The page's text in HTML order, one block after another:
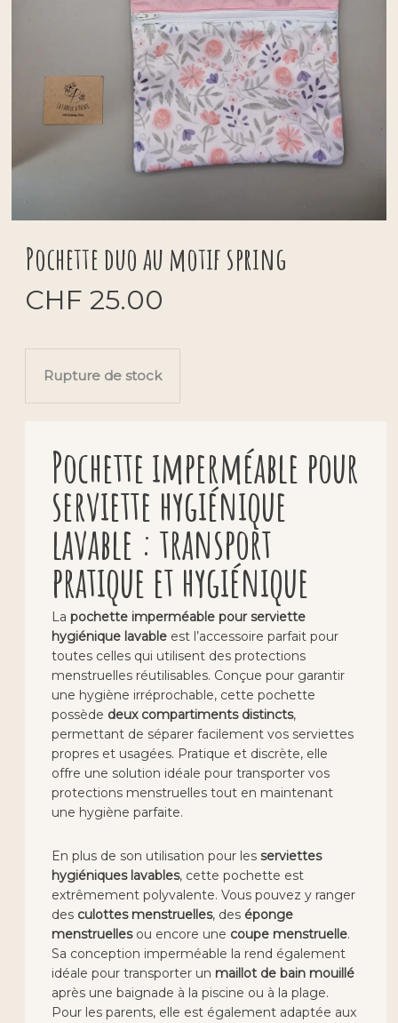
Pochette duo au motif spring
CHF 25.00
Rupture de stock
Pochette imperméable pour
serviette hygiénique
lavable : transport
pratique et hygiénique
Lapochette imperméable pour serviette
hygiénique lavable est l’accessoire parfait pour
toutes celles qui utilisent des protections
menstruelles réutilisables. Conçue pour garantir
une hygiène irréprochable, cette pochette
possède deux compartiments distincts,
permettant de séparer facilement vos serviettes
propres et usagées. Pratique et discrète, elle
offre une solution idéale pour transporter vos
protections menstruelles tout en maintenant
une hygiène parfaite.
En plus de son utilisation pour lesserviettes
hygiéniques lavables, cette pochette est
extrêmement polyvalente. Vous pouvez y ranger
des culottes menstruelles, des éponge
menstruellesou encore une coupe menstruelle.
Sa conception imperméable la rend également
idéale pour transporter un maillot de bain mouillé
après une baignade à la piscine ou à la plage.
Pour les parents, elle est également adaptée aux